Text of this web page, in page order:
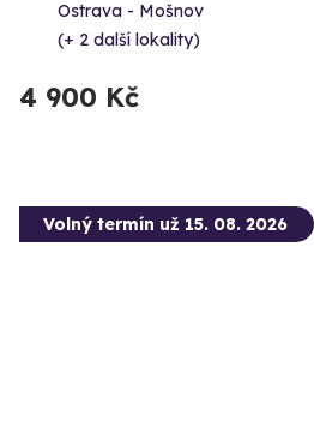
Ostrava - Mošnov
(+ 2 další lokality)
4 900 Kč
Volný termín už 15. 08. 2026